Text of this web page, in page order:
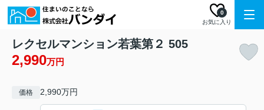
お気に入り
0
レクセルマンション若葉第２ 505
2,990万円
価格 2,990万円